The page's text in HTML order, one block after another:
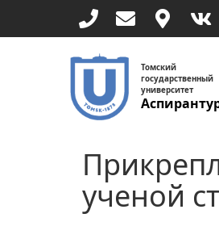
основному
содержанию
Томский
государственный
университет
ученой